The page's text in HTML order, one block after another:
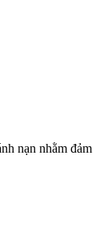
nạn nhằm đảm